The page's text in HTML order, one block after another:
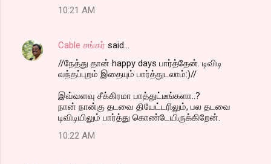
10:21 AM
Cable சங்கர் said…
//நேத்து தான் happy days பார்த்தேன். டிவிடி
வந்தப்புறம் இதையும் பார்த்துடலாம்:)//
இவ்வளவு சீக்கிரமா பாத்துட்டீங்களா..?
நான் நான்கு தடவை தியேட்டரிலும், பல தடவை
டிவிடியிலும் பார்த்து கொண்டேயிருக்கிறேன்.
10:22 AM